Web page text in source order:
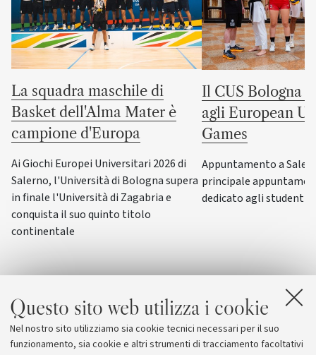
Questo sito web utilizza i cookie
Nel nostro sito utilizziamo sia cookie tecnici necessari per il suo
funzionamento, sia cookie e altri strumenti di tracciamento facoltativi
La squadra maschile di
Basket dell'Alma Mater è
campione d'Europa
Ai Giochi Europei Universitari 2026 di
Salerno, l'Università di Bologna supera
in finale l'Università di Zagabria e
conquista il suo quinto titolo
continentale
Il CUS Bologna
agli European
Games
Appuntamento a
principale
dedicato agli